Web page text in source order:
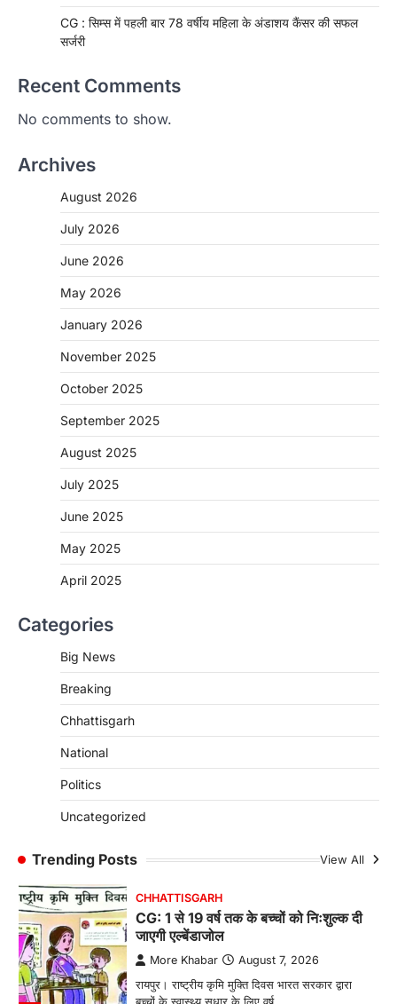
CG : सिम्स में पहली बार 78 वर्षीय महिला के अंडाशय कैंसर की सफल
सर्जरी
Recent Comments
No comments to show.
Archives
August 2026
July 2026
June 2026
May 2026
January 2026
November 2025
October 2025
September 2025
August 2025
July 2025
June 2025
May 2025
April 2025
Categories
Big News
Breaking
Chhattisgarh
National
Politics
Uncategorized
Trending Posts View All
CHHATTISGARH
CG: 1 से 19 वर्ष तक के बच्चों को निःशुल्क दी
जाएगी एल्बेंडाजोल
More Khabar August 7, 2026
रायपुर। राष्ट्रीय कृमि मुक्ति दिवस भारत सरकार द्वारा
CHHATTISGARH
जशपुर जिले की 5 माह की मासूम…
CG: छिपली की दीदियों का कमाल, बकरी
बनाने की दिशा में जिले के नगरी…
CHHATTISGARH
CG: 1 से 19 वर्ष तक के बच्चों को निःशुल्क दी
जाएगी एल्बेंडाजोल
More Khabar August 7, 2026
रायपुर। राष्ट्रीय कृमि मुक्ति दिवस भारत सरकार द्वारा